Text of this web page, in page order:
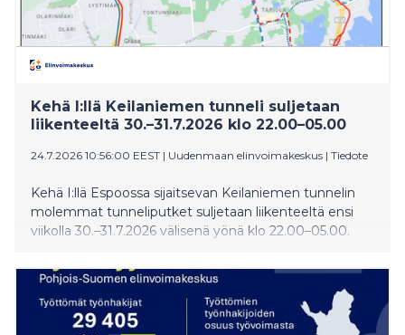
Kehä I:llä Keilaniemen tunneli suljetaan
liikenteeltä 30.–31.7.2026 klo 22.00–05.00
24.7.2026 10:56:00 EEST | Uudenmaan elinvoimakeskus | Tiedote
Kehä I:llä Espoossa sijaitsevan Keilaniemen tunnelin
molemmat tunneliputket suljetaan liikenteeltä ensi
viikolla 30.–31.7.2026 välisenä yönä klo 22.00–05.00.